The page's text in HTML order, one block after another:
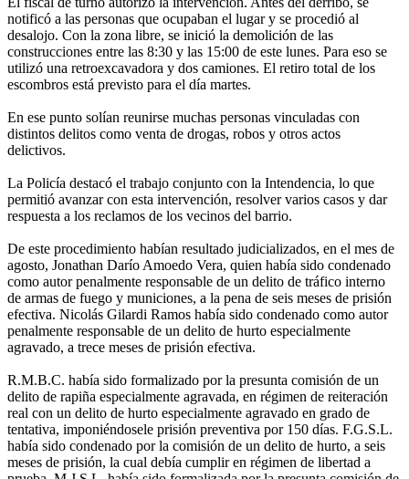
notificó a las personas que ocupaban el lugar y se procedió al
desalojo. Con la zona libre, se inició la demolición de las
construcciones entre las 8:30 y las 15:00 de este lunes. Para eso se
utilizó una retroexcavadora y dos camiones. El retiro total de los
escombros está previsto para el día martes.
En ese punto solían reunirse muchas personas vinculadas con
distintos delitos como venta de drogas, robos y otros actos
delictivos.
La Policía destacó el trabajo conjunto con la Intendencia, lo que
permitió avanzar con esta intervención, resolver varios casos y dar
respuesta a los reclamos de los vecinos del barrio.
De este procedimiento habían resultado judicializados, en el mes de
agosto, Jonathan Darío Amoedo Vera, quien había sido condenado
como autor penalmente responsable de un delito de tráfico interno
de armas de fuego y municiones, a la pena de seis meses de prisión
efectiva. Nicolás Gilardi Ramos había sido condenado como autor
penalmente responsable de un delito de hurto especialmente
agravado, a trece meses de prisión efectiva.
R.M.B.C. había sido formalizado por la presunta comisión de un
delito de rapiña especialmente agravada, en régimen de reiteración
real con un delito de hurto especialmente agravado en grado de
tentativa, imponiéndosele prisión preventiva por 150 días. F.G.S.L.
había sido condenado por la comisión de un delito de hurto, a seis
meses de prisión, la cual debía cumplir en régimen de libertad a